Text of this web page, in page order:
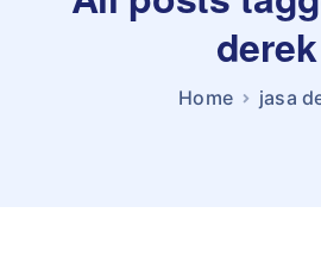
derek
Home jasa